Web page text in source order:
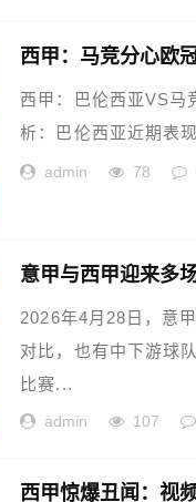
西甲：马竞分心欧
西甲：巴伦西亚VS马
析：巴伦西亚近期表
admin 78
意甲与西甲迎来多
2026年4月28日，意
对比，也有中下游球
比赛...
admin 107